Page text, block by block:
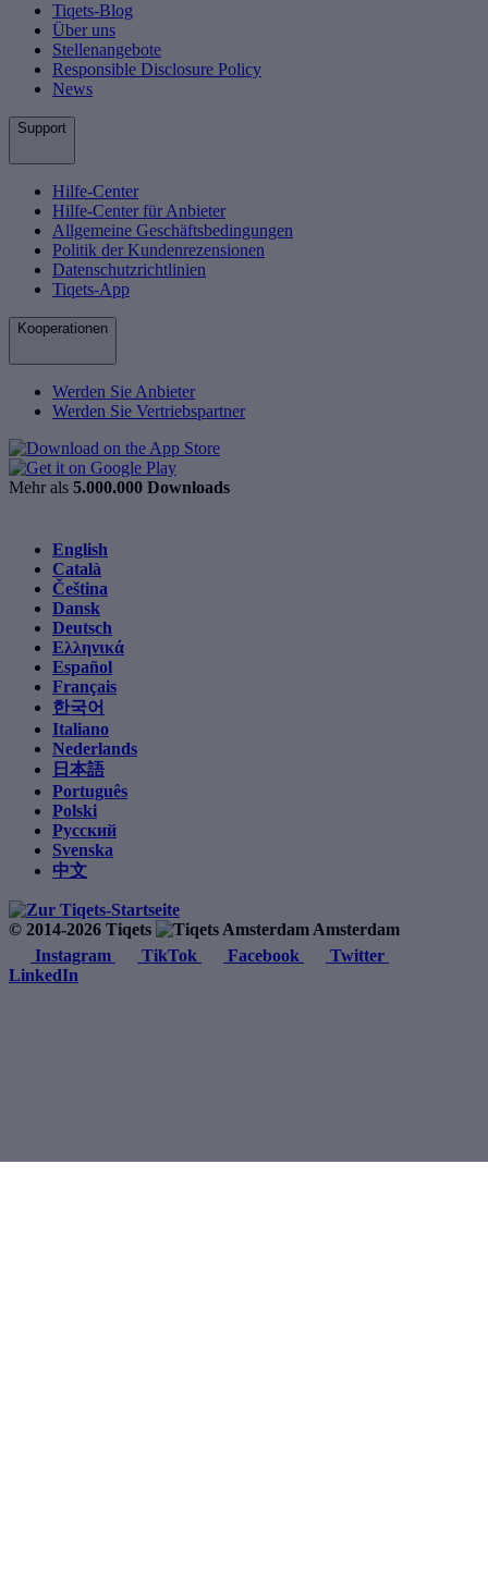
Tiqets-Blog
Über uns
Stellenangebote
Responsible Disclosure Policy
News
Support
Hilfe-Center
Hilfe-Center für Anbieter
Allgemeine Geschäftsbedingungen
Politik der Kundenrezensionen
Datenschutzrichtlinien
Tiqets-App
Kooperationen
Werden Sie Anbieter
Werden Sie Vertriebspartner
Mehr als 5.000.000 Downloads
English
Català
Čeština
Dansk
Deutsch
Ελληνικά
Español
Français
한국어
Italiano
Nederlands
日本語
Português
Polski
Русский
Svenska
中文
© 2014-2026 Tiqets
Amsterdam
Instagram
TikTok Facebook
Twitter
LinkedIn